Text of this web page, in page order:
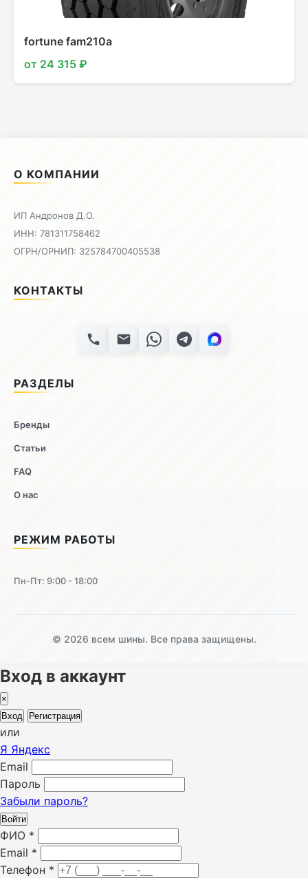
fortune fam210a
от 24 315 ₽
О КОМПАНИИ
ИП Андронов Д.О.
ИНН: 781311758462
ОГРН/ОРНИП: 325784700405538
КОНТАКТЫ
РАЗДЕЛЫ
Бренды
Статьи
FAQ
О нас
РЕЖИМ РАБОТЫ
Пн-Пт: 9:00 - 18:00
© 2026 всем шины. Все права защищены.
Вход в аккаунт
×
Вход
Регистрация
или
Я Яндекс
Email
Пароль
Забыли пароль?
Войти
ФИО *
Email *
Телефон *